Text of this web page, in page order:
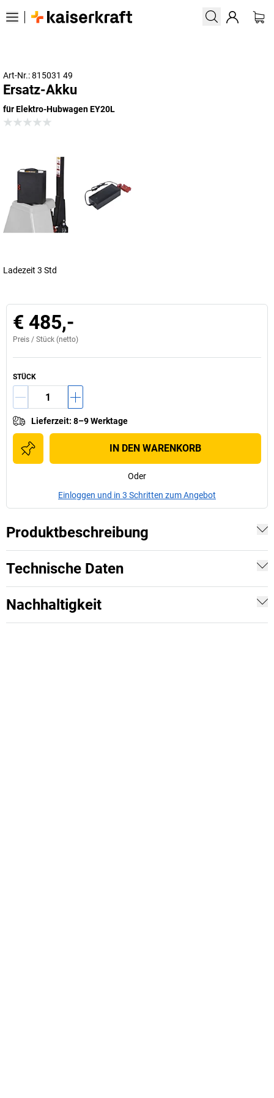
Art-Nr.: 815031 49
Ersatz-Akku
für Elektro-Hubwagen EY20L
Ladezeit 3 Std
€ 485,-
Preis / Stück (netto)
STÜCK
Lieferzeit: 8–9 Werktage
IN DEN WARENKORB
Oder
Einloggen und in 3 Schritten zum Angebot
Produktbeschreibung
Technische Daten
Nachhaltigkeit